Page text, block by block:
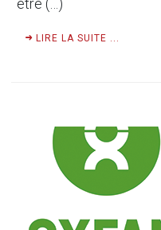
être (…)
LIRE LA SUITE ...